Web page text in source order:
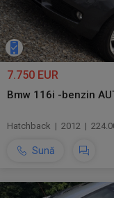
7.750 EUR
Bmw 116i -benzin
Hatchback | 2012 |
Sună